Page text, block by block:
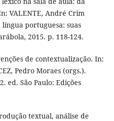
VALENTE, André Crim
portuguesa: suas
2015. p. 118-124.
de contextualização. In:
Pedro Moraes (orgs.).
ed. São Paulo: Edições
textual, análise de